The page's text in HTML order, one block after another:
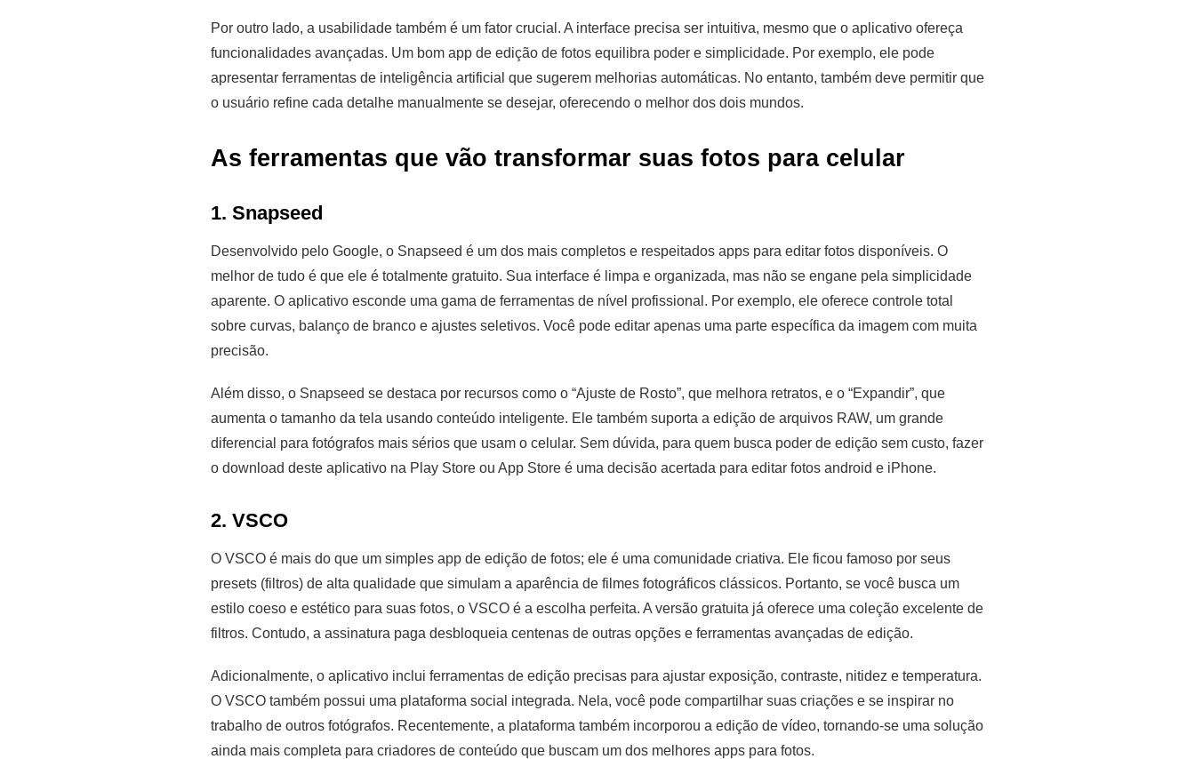
Por outro lado, a usabilidade também é um fator crucial. A interface precisa ser intuitiva, mesmo que o aplicativo ofereça
funcionalidades avançadas. Um bom app de edição de fotos equilibra poder e simplicidade. Por exemplo, ele pode
apresentar ferramentas de inteligência artificial que sugerem melhorias automáticas. No entanto, também deve permitir que
o usuário refine cada detalhe manualmente se desejar, oferecendo o melhor dos dois mundos.
As ferramentas que vão transformar suas fotos para celular
1. Snapseed
Desenvolvido pelo Google, o Snapseed é um dos mais completos e respeitados apps para editar fotos disponíveis. O
melhor de tudo é que ele é totalmente gratuito. Sua interface é limpa e organizada, mas não se engane pela simplicidade
aparente. O aplicativo esconde uma gama de ferramentas de nível profissional. Por exemplo, ele oferece controle total
sobre curvas, balanço de branco e ajustes seletivos. Você pode editar apenas uma parte específica da imagem com muita
precisão.
Além disso, o Snapseed se destaca por recursos como o “Ajuste de Rosto”, que melhora retratos, e o “Expandir”, que
aumenta o tamanho da tela usando conteúdo inteligente. Ele também suporta a edição de arquivos RAW, um grande
diferencial para fotógrafos mais sérios que usam o celular. Sem dúvida, para quem busca poder de edição sem custo, fazer
o download deste aplicativo na Play Store ou App Store é uma decisão acertada para editar fotos android e iPhone.
2. VSCO
O VSCO é mais do que um simples app de edição de fotos; ele é uma comunidade criativa. Ele ficou famoso por seus
presets (filtros) de alta qualidade que simulam a aparência de filmes fotográficos clássicos. Portanto, se você busca um
estilo coeso e estético para suas fotos, o VSCO é a escolha perfeita. A versão gratuita já oferece uma coleção excelente de
filtros. Contudo, a assinatura paga desbloqueia centenas de outras opções e ferramentas avançadas de edição.
Adicionalmente, o aplicativo inclui ferramentas de edição precisas para ajustar exposição, contraste, nitidez e temperatura.
O VSCO também possui uma plataforma social integrada. Nela, você pode compartilhar suas criações e se inspirar no
trabalho de outros fotógrafos. Recentemente, a plataforma também incorporou a edição de vídeo, tornando-se uma solução
ainda mais completa para criadores de conteúdo que buscam um dos melhores apps para fotos.